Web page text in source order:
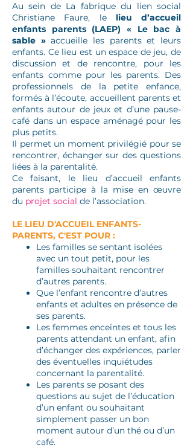
Au sein de La fabrique du lien social
Christiane Faure, le lieu d’accueil
enfants parents (LAEP) « Le bac à
sable »accueille les parents et leurs
enfants. Ce lieu est un espace de jeu, de
discussion et de rencontre, pour les
enfants comme pour les parents. Des
professionnels de la petite enfance,
formés à l’écoute, accueillent parents et
enfants autour de jeux et d’une pause-
café dans un espace aménagé pour les
plus petits.
Il permet un moment privilégié pour se
rencontrer, échanger sur des questions
liées à la parentalité.
Ce faisant, le lieu d’accueil enfants
parents participe à la mise en œuvre
du projet social de l’association.​
LE LIEU D'ACCUEIL ENFANTS-
PARENTS, C'EST POUR :
Les familles se sentant isolées
avec un tout petit, pour les
familles souhaitant rencontrer
d’autres parents.
Que l’enfant rencontre d’autres
enfants et adultes en présence de
ses parents.
Les femmes enceintes et tous les
parents attendant un enfant, afin
d’échanger des expériences, parler
des éventuelles inquiétudes
concernant la parentalité.
Les parents se posant des
questions au sujet de l’éducation
d’un enfant ou souhaitant
simplement passer un bon
moment autour d’un thé ou d’un
café.​